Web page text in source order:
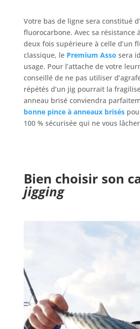
Votre bas de ligne sera constitué
fluorocarbone. Avec sa résistance
deux fois supérieure à celle d’un
classique, le Premium Asso sera
usage. Pour l’attache de votre
conseillé de ne pas utiliser
répétés d’un jig pourrait la
anneau brisé conviendra
bonne pince à anneaux brisés
100 % sécurisée qui ne vous
Bien choisir son
jigging